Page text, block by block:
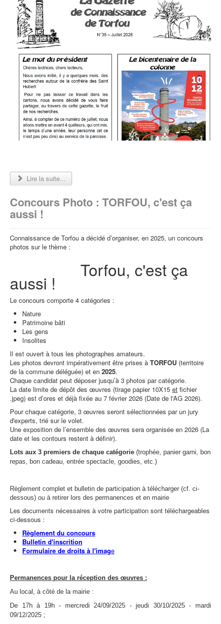
Lire la suite...
Concours Photo : TORFOU, c'est ça
aussi !
Connaissance de Torfou a décidé d’organiser, en 2025, un concours
photos sur le thème :
Torfou, c'est ça
aussi !
Le concours comporte 4 catégories :
Nature
Patrimoine bâti
Les gens
Insolites
Il est ouvert à tous les photographes amateurs.
Les photos devront impérativement être prises à TORFOU (territoire
de la commune déléguée) et en 2025.
Chaque candidat peut déposer jusqu’à 3 photos par catégorie.
La date limite de dépôt des œuvres (tirage papier 10X15 et fichier
.jpeg) est d’ores et déjà fixée au 7 février 2026 (Date de l'AG 2026).
Pour chaque catégorie, 3 œuvres seront sélectionnées par un jury
d'experts, trié sur le volet.
Une exposition de l’ensemble des œuvres sera organisée en 2026 (La
date et les contours restent à définir).
Lots aux 3 premiers de chaque catégorie (trophée, panier garni, bon
repas, bon cadeau, entrée spectacle, goodies, etc.)
Règlement complet et bulletin de participation à télécharger (cf. ci-
dessous) ou à retirer lors des permanences et en mairie
Les documents nécessaires à votre participation sont téléchargeables
ci-dessous :
Règlement du concours
Bulletin d'inscrition
Formulaire de droits à l'image
Permanences pour la réception des œuvres :
Au local, à côté de la mairie :
De 17h à 19h - mercredi 24/09/2025 - jeudi 30/10/2025 - mardi
09/12/2025 ;